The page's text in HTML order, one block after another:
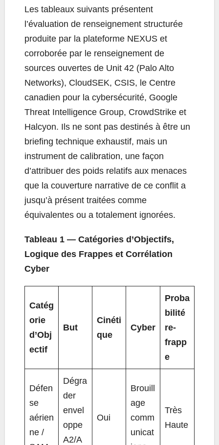
Les tableaux suivants présentent
l’évaluation de renseignement structurée
produite par la plateforme NEXUS et
corroborée par le renseignement de
sources ouvertes de Unit 42 (Palo Alto
Networks), CloudSEK, CSIS, le Centre
canadien pour la cybersécurité, Google
Threat Intelligence Group, CrowdStrike et
Halcyon. Ils ne sont pas destinés à être un
briefing technique exhaustif, mais un
instrument de calibration, une façon
d’attribuer des poids relatifs aux menaces
que la couverture narrative de ce conflit a
jusqu’à présent traitées comme
équivalentes ou a totalement ignorées.
Tableau 1 — Catégories d’Objectifs,
Logique des Frappes et Corrélation
Cyber
Catég
orie
d’Obj
ectif
But
Cinéti
que
Cyber
Proba
bilité
re-
frapp
e
Défen
se
aérien
ne /
Dégra
der
envel
oppe
A2/A
Oui
Brouill
age
comm
unicat
Très
Haute